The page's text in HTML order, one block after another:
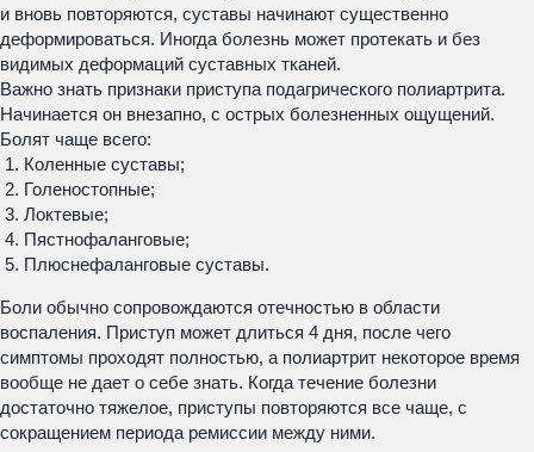
и вновь повторяются, суставы начинают существенно
деформироваться. Иногда болезнь может протекать и без
видимых деформаций суставных тканей.
Важно знать признаки приступа подагрического полиартрита.
Начинается он внезапно, с острых болезненных ощущений.
Болят чаще всего:
Коленные суставы;
Голеностопные;
Локтевые;
Пястнофаланговые;
Плюснефаланговые суставы.
Боли обычно сопровождаются отечностью в области
воспаления. Приступ может длиться 4 дня, после чего
симптомы проходят полностью, а полиартрит некоторое время
вообще не дает о себе знать. Когда течение болезни
достаточно тяжелое, приступы повторяются все чаще, с
сокращением периода ремиссии между ними.